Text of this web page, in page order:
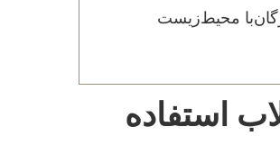
استفاده
محیط‌زیست